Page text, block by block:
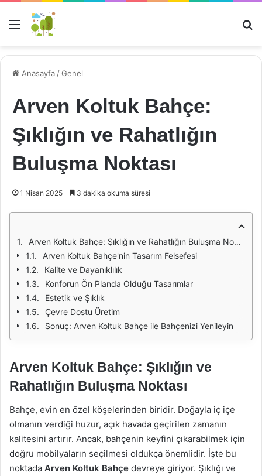
Menü
Anasayfa /Genel
Arven Koltuk Bahçe:
Şıklığın ve Rahatlığın
Buluşma Noktası
1 Nisan 2025 3 dakika okuma süresi
Arven Koltuk Bahçe: Şıklığın ve Rahatlığın Buluşma Noktası
Arven Koltuk Bahçe'nin Tasarım Felsefesi
Kalite ve Dayanıklılık
Konforun Ön Planda Olduğu Tasarımlar
Estetik ve Şıklık
Çevre Dostu Üretim
Sonuç: Arven Koltuk Bahçe ile Bahçenizi Yenileyin
Arven Koltuk Bahçe: Şıklığın ve
Rahatlığın Buluşma Noktası
Bahçe, evin en özel köşelerinden biridir. Doğayla iç içe
olmanın verdiği huzur, açık havada geçirilen zamanın
kalitesini artırır. Ancak, bahçenin keyfini çıkarabilmek için
doğru mobilyaların seçilmesi oldukça önemlidir. İşte bu
noktada Arven Koltuk Bahçe devreye giriyor. Şıklığı ve